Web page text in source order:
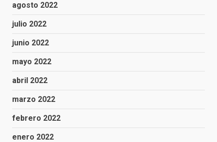
agosto 2022
julio 2022
junio 2022
mayo 2022
abril 2022
marzo 2022
febrero 2022
enero 2022